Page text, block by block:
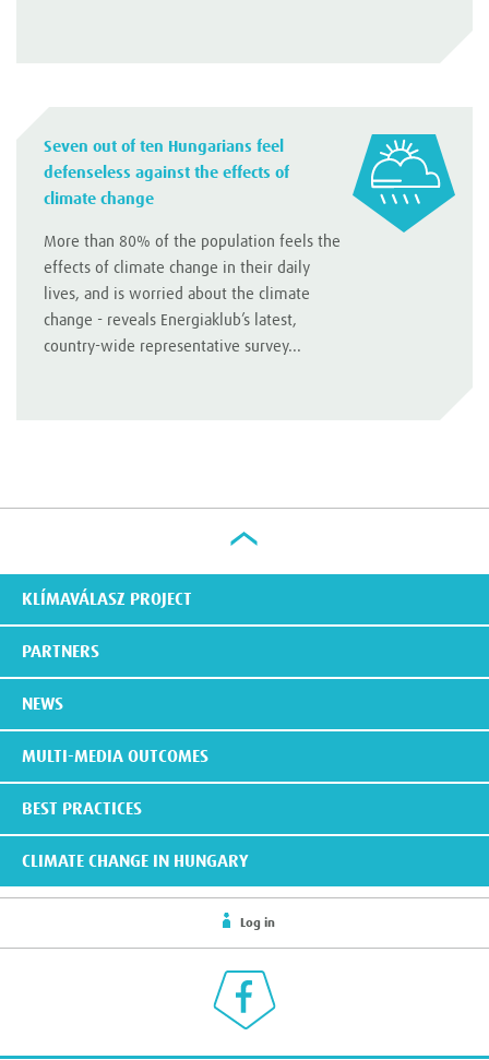
Seven out of ten Hungarians feel
defenseless against the effects of
climate change
More than 80% of the population feels the
effects of climate change in their daily
lives, and is worried about the climate
change - reveals Energiaklub’s latest,
country-wide representative survey...
KLÍMAVÁLASZ PROJECT
PARTNERS
NEWS
MULTI-MEDIA OUTCOMES
BEST PRACTICES
CLIMATE CHANGE IN HUNGARY
Log in